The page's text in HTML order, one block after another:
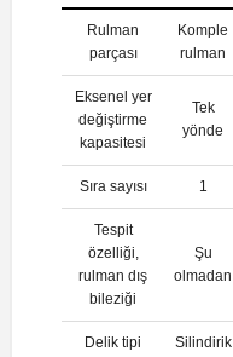
Rulman
parçası
Komple
rulman
Eksenel yer
değiştirme
kapasitesi
Tek
yönde
Sıra sayısı 1
Tespit
özelliği,
rulman dış
bileziği
Şu
olmadan
Delik tipi Silindirik